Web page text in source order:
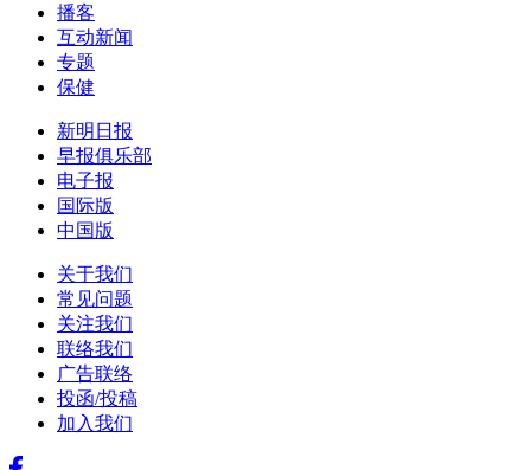
播客
互动新闻
专题
保健
新明日报
早报俱乐部
电子报
国际版
中国版
关于我们
常见问题
关注我们
联络我们
广告联络
投函/投稿
加入我们